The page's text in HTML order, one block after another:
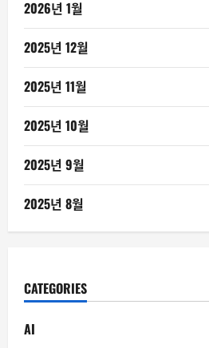
2026년 1월
2025년 12월
2025년 11월
2025년 10월
2025년 9월
2025년 8월
CATEGORIES
AI